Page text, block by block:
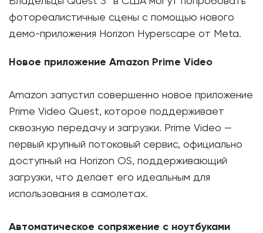
фотореалистичные сцены с помощью нового
демо-приложения Horizon Hyperscape от Meta.
Новое приложение Amazon Prime Video
Amazon запустил совершенно новое приложение
Prime Video Quest, которое поддерживает
сквозную передачу и загрузки. Prime Video —
первый крупный потоковый сервис, официально
доступный на Horizon OS, поддерживающий
загрузки, что делает его идеальным для
использования в самолетах.
Автоматическое сопряжение с ноутбуками